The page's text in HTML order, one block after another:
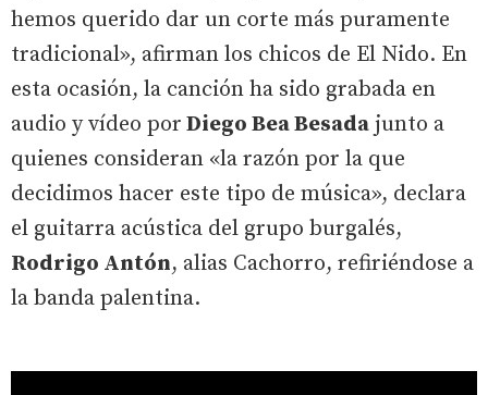
hemos querido dar un corte más puramente
tradicional», afirman los chicos de El Nido. En
esta ocasión, la canción ha sido grabada en
audio y vídeo por Diego Bea Besada junto a
quienes consideran «la razón por la que
decidimos hacer este tipo de música», declara
el guitarra acústica del grupo burgalés,
Rodrigo Antón, alias Cachorro, refiriéndose a
la banda palentina.